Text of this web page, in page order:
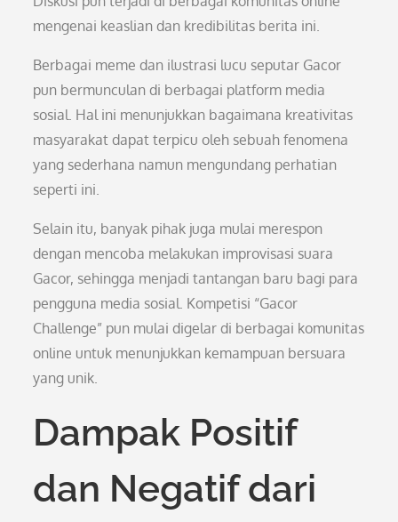
mengenai keaslian dan kredibilitas berita ini.
Berbagai meme dan ilustrasi lucu seputar Gacor
pun bermunculan di berbagai platform media
sosial. Hal ini menunjukkan bagaimana kreativitas
masyarakat dapat terpicu oleh sebuah fenomena
yang sederhana namun mengundang perhatian
seperti ini.
Selain itu, banyak pihak juga mulai merespon
dengan mencoba melakukan improvisasi suara
Gacor, sehingga menjadi tantangan baru bagi para
pengguna media sosial. Kompetisi “Gacor
Challenge” pun mulai digelar di berbagai komunitas
online untuk menunjukkan kemampuan bersuara
yang unik.
Dampak Positif
dan Negatif dari